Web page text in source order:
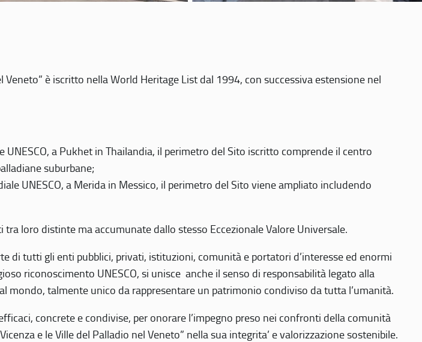
è iscritto nella World Heritage List dal 1994, con successiva estensione nel
a Pukhet in Thailandia, il perimetro del Sito iscritto comprende il centro
suburbane;
UNESCO, a Merida in Messico, il perimetro del Sito viene ampliato includendo
loro distinte ma accumunate dallo stesso Eccezionale Valore Universale.
di tutti gli enti pubblici, privati, istituzioni, comunità e portatori d’interesse ed enormi
riconoscimento UNESCO, si unisce anche il senso di responsabilità legato alla
talmente unico da rappresentare un patrimonio condiviso da tutta l’umanità.
concrete e condivise, per onorare l’impegno preso nei confronti della comunità
e le Ville del Palladio nel Veneto” nella sua integrita’ e valorizzazione sostenibile.